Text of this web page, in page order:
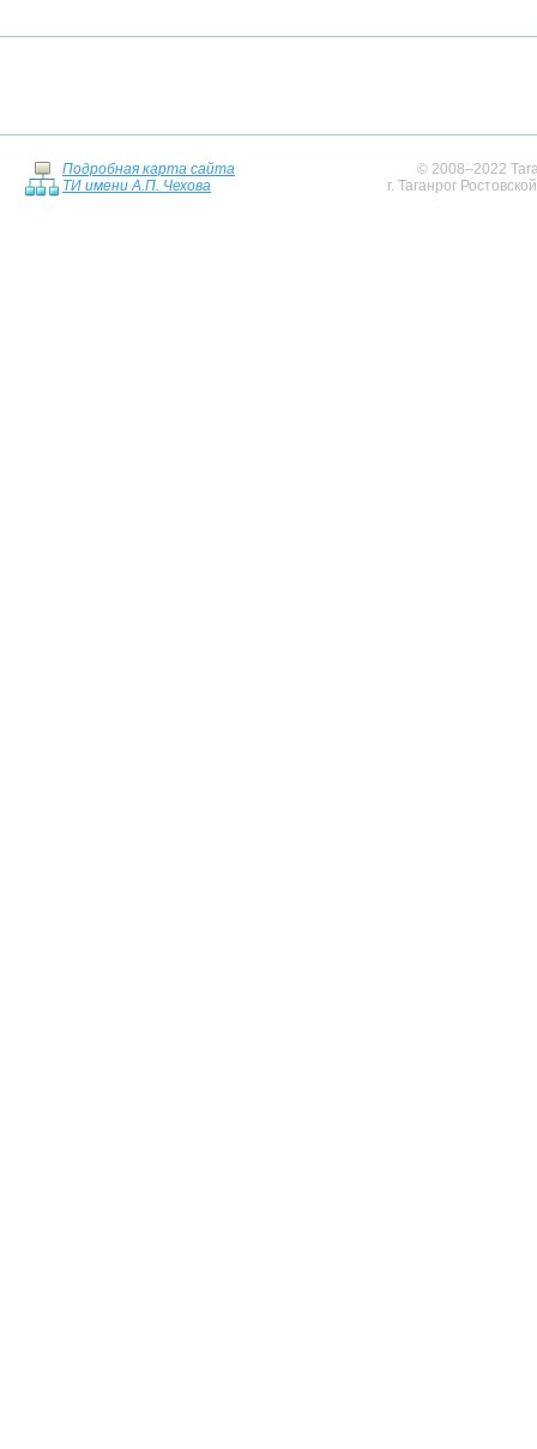
Подробная карта сайта
ТИ имени А.П. Чехова
© 2008–2022
г. Таганрог